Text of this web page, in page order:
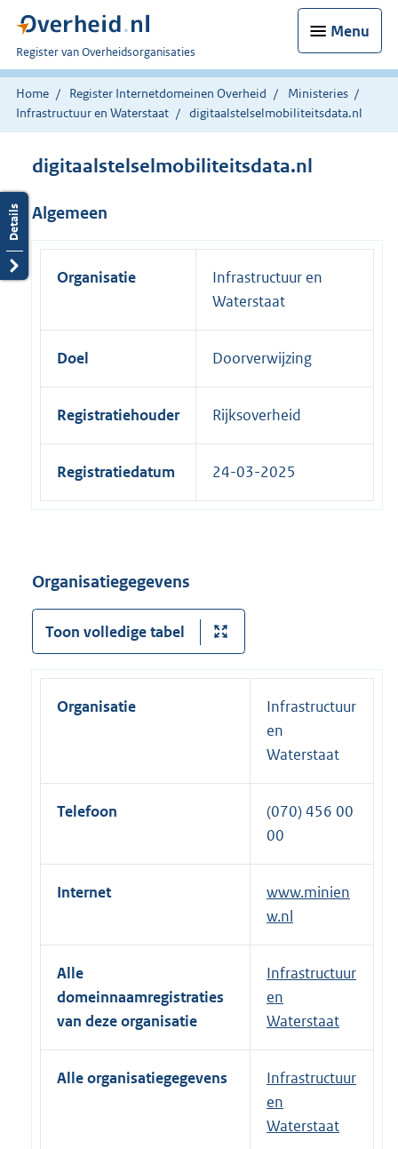
Menu
U
bent
nu
hier:
Register van Overheidsorganisaties
Home Register Internetdomeinen Overheid
Ministeries
Infrastructuur en Waterstaat
digitaalstelselmobiliteitsdata.nl
digitaalstelselmobiliteitsdata.nl
Algemeen
Organisatie
Infrastructuur en
Waterstaat
Doel Doorverwijzing
Registratiehouder Rijksoverheid
Registratiedatum 24-03-2025
Organisatiegegevens
Toon volledige tabel
Organisatie
Infrastructuur
en
Waterstaat
Telefoon
(070) 456 00
00
Internet
www.minien
w.nl
Alle
domeinnaamregistraties
van deze organisatie
Infrastructuur
en
Waterstaat
Alle organisatiegegevens
Infrastructuur
en
Waterstaat